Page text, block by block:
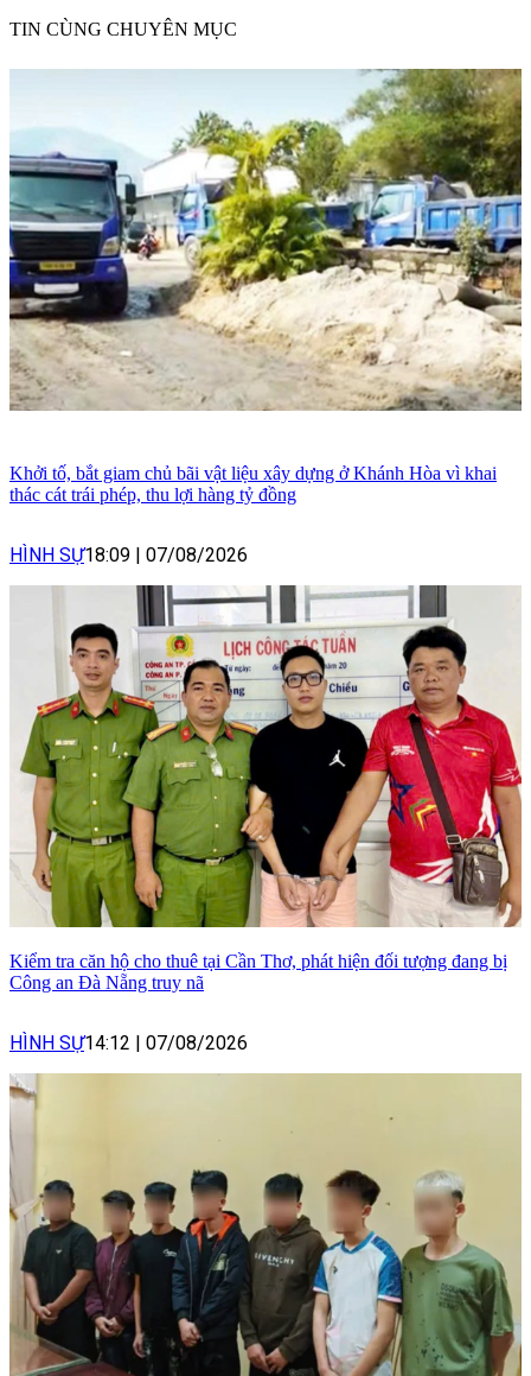
TIN CÙNG CHUYÊN MỤC
Khởi tố, bắt giam chủ bãi vật liệu xây dựng ở Khánh Hòa vì khai
thác cát trái phép, thu lợi hàng tỷ đồng
HÌNH SỰ18:09 | 07/08/2026
Kiểm tra căn hộ cho thuê tại Cần Thơ, phát hiện đối tượng đang bị
Công an Đà Nẵng truy nã
HÌNH SỰ14:12 | 07/08/2026